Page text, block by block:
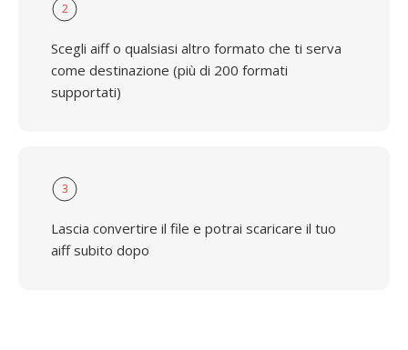
2
Scegli aiff o qualsiasi altro formato che ti serva
come destinazione (più di 200 formati
supportati)
3
Lascia convertire il file e potrai scaricare il tuo
aiff subito dopo